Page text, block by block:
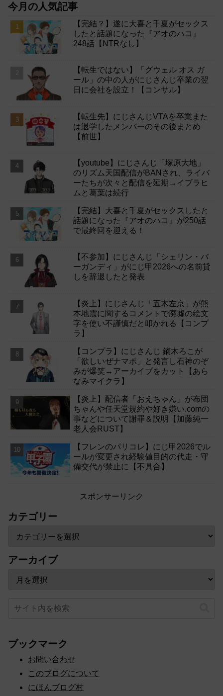
今月の人気記事
【完結？】遂に大喜と千夏がセックス
したと話題になった『アオのハコ』
248話【NTRなし】
【転生ではない】「グウェル オス ガ
ール」の中の人がにじさんじ卒業の翌
日に会社を設立！【コンサル】
【転生先】にじさんじVTAを卒業また
は退学したメンバーのその後まとめ
【前世】
【youtube】にじさんじ「塚原大地」
のリズム天国配信がBANされ、ライバ
ーたちが次々と配信を延期→イブラヒ
ムと葛葉は続行
【完結】大喜と千夏がセックスしたと
話題になった『アオのハコ』が250話
で最終回を迎える！
【不参加】にじさんじ「シェリン・バ
ーガンディ」がにじ甲2026への名前貸
しを辞退したと発表
【炎上】にじさんじ「五木左京」が熊
本地震に関するコメントで廃墟の絵文
字を使い不謹慎だと叩かれる【コンプ
ラ】
【コンプラ】にじさんじ 鏑木ろこが
「欲しいぜナマポ」と発言し石神のぞ
みが爆笑→アーカイブをカット【あら
なみマイクラ】
【炎上】配信者「おえちゃん」が布団
ちゃんや任天堂規約や好き嫌い.comの
事などについて謝罪＆説明【加藤純一
老人会RUST】
【フレンのパリコレ】にじ甲2026でル
ールが変更され経験値目的の代走・守
備交代が禁止に【不具合】
スポンサーリンク
カテゴリー
アーカイブ
ブックマーク
お問い合わせ
このブログについて
にほんブログ村